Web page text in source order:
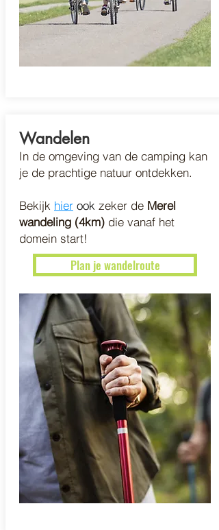
Wandelen
In de omgeving van de camping kan
je de prachtige natuur ontdekken.
Bekijk hier ook zeker de Merel
wandeling (4km) die vanaf het
domein start!
Plan je wandelroute